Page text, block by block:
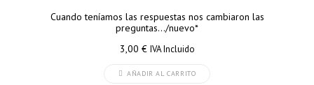
Cuando teníamos las respuestas nos cambiaron las
preguntas…/nuevo*
3,00 € IVA Incluido
AÑADIR AL CARRITO